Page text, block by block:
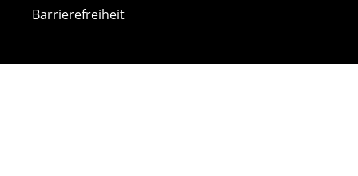
Barrierefreiheit